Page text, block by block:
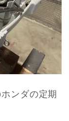
ンダの定期